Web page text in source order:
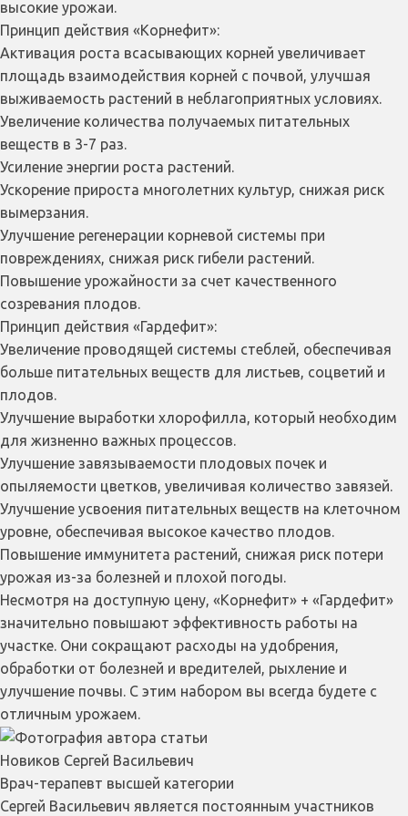
высокие урожаи.
Принцип действия «Корнефит»:
Активация роста всасывающих корней увеличивает
площадь взаимодействия корней с почвой, улучшая
выживаемость растений в неблагоприятных условиях.
Увеличение количества получаемых питательных
веществ в 3-7 раз.
Усиление энергии роста растений.
Ускорение прироста многолетних культур, снижая риск
вымерзания.
Улучшение регенерации корневой системы при
повреждениях, снижая риск гибели растений.
Повышение урожайности за счет качественного
созревания плодов.
Принцип действия «Гардефит»:
Увеличение проводящей системы стеблей, обеспечивая
больше питательных веществ для листьев, соцветий и
плодов.
Улучшение выработки хлорофилла, который необходим
для жизненно важных процессов.
Улучшение завязываемости плодовых почек и
опыляемости цветков, увеличивая количество завязей.
Улучшение усвоения питательных веществ на клеточном
уровне, обеспечивая высокое качество плодов.
Повышение иммунитета растений, снижая риск потери
урожая из-за болезней и плохой погоды.
Несмотря на доступную цену, «Корнефит» + «Гардефит»
значительно повышают эффективность работы на
участке. Они сокращают расходы на удобрения,
обработки от болезней и вредителей, рыхление и
улучшение почвы. С этим набором вы всегда будете с
отличным урожаем.
Новиков Сергей Васильевич
Врач-терапевт высшей категории
Сергей Васильевич является постоянным участников